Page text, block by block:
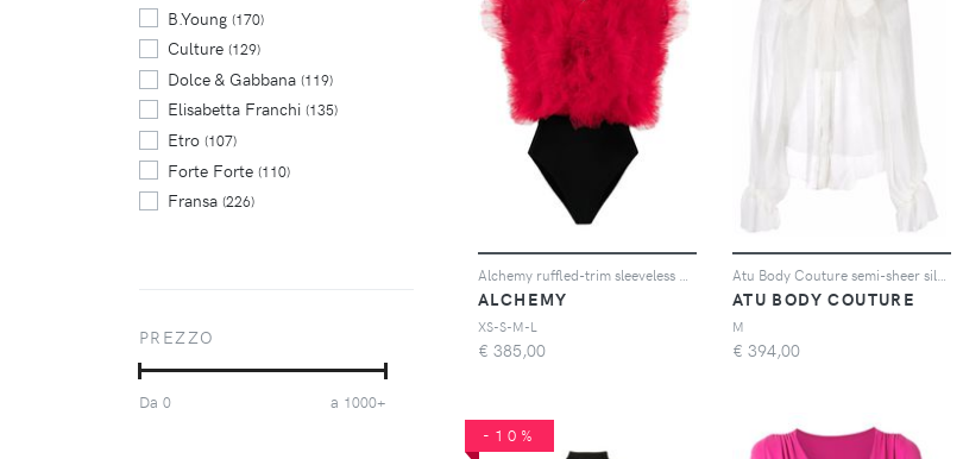
Alchemy ruffled-trim sleeveless blouse - Rosso
ALCHEMY
XS-S-M-L
€ 385,00
Atu Body Couture semi-sheer silk blouse - Bianco
ATU BODY COUTURE
M
€ 394,00
-10%
B.Young (170)
Culture (129)
Dolce & Gabbana (119)
Elisabetta Franchi (135)
Etro (107)
Forte Forte (110)
Fransa (226)
P.A.R.O.S.H.
PREZZO
Da 0 a 1000+